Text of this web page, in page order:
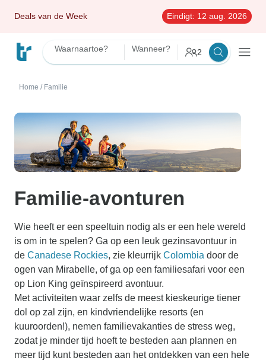
Deals van de Week Eindigt: 12 aug. 2026
Waarnaartoe? Wanneer? 2
Home / Familie
Familie-avonturen
Wie heeft er een speeltuin nodig als er een hele wereld
is om in te spelen? Ga op een leuk gezinsavontuur in
de Canadese Rockies, zie kleurrijk Colombia door de
ogen van Mirabelle, of ga op een familiesafari voor een
op Lion King geïnspireerd avontuur.
Met activiteiten waar zelfs de meest kieskeurige tiener
dol op zal zijn, en kindvriendelijke resorts (en
kuuroorden!), nemen familievakanties de stress weg,
zodat je minder tijd hoeft te besteden aan plannen en
meer tijd kunt besteden aan het ontdekken van een hele